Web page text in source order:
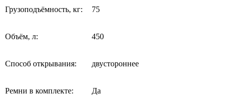
Грузоподъёмность, кг: 75
Объём, л: 450
Способ открывания: двустороннее
Ремни в комплекте: Да